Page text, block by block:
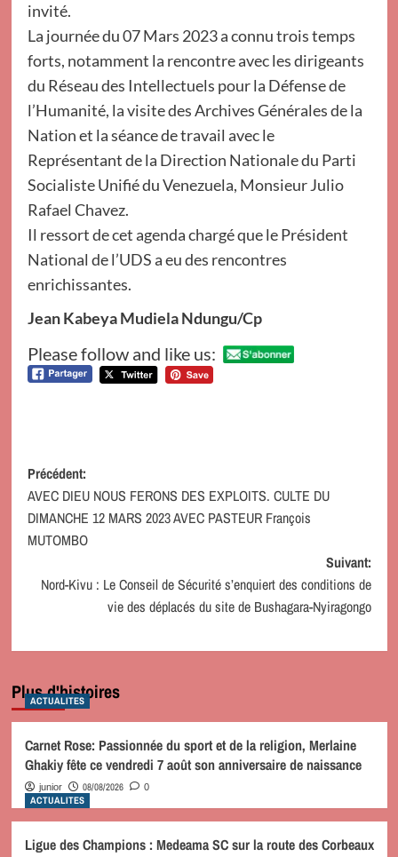
invité.
La journée du 07 Mars 2023 a connu trois temps
forts, notamment la rencontre avec les dirigeants
du Réseau des Intellectuels pour la Défense de
l’Humanité, la visite des Archives Générales de la
Nation et la séance de travail avec le
Représentant de la Direction Nationale du Parti
Socialiste Unifié du Venezuela, Monsieur Julio
Rafael Chavez.
Il ressort de cet agenda chargé que le Président
National de l’UDS a eu des rencontres
enrichissantes.
Jean Kabeya Mudiela Ndungu/Cp
Please follow and like us:
Navigation
d’article
Précédent:
AVEC DIEU NOUS FERONS DES EXPLOITS. CULTE DU
DIMANCHE 12 MARS 2023 AVEC PASTEUR François
MUTOMBO
Suivant:
Nord-Kivu : Le Conseil de Sécurité s’enquiert des conditions de
vie des déplacés du site de Bushagara-Nyiragongo
Plus d'histoires
ACTUALITES
Carnet Rose: Passionnée du sport et de la religion, Merlaine
Ghakiy fête ce vendredi 7 août son anniversaire de naissance
junior 08/08/2026 0
ACTUALITES
Ligue des Champions : Medeama SC sur la route des Corbeaux